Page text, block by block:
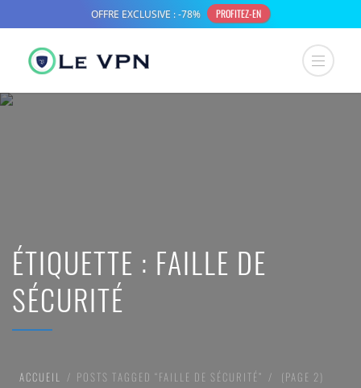
ÉTIQUETTE : FAILLE DE
SÉCURITÉ
ACCUEIL POSTS TAGGED “FAILLE DE SÉCURITÉ” (PAGE 2)